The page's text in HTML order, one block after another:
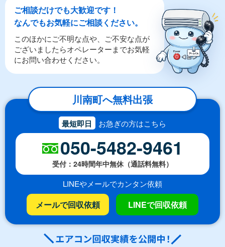
ご相談だけでも大歓迎です！
なんでもお気軽にご相談ください。
このほかにご不明な点や、ご不安な点が
ございましたらオペレーターまでお気軽
にお問い合わせください。
川南町へ無料出張
最短即日 お急ぎの方はこちら
050-5482-9461
受付：24時間年中無休（通話料無料）
LINEやメールでカンタン依頼
メールで回収依頼 LINEで回収依頼